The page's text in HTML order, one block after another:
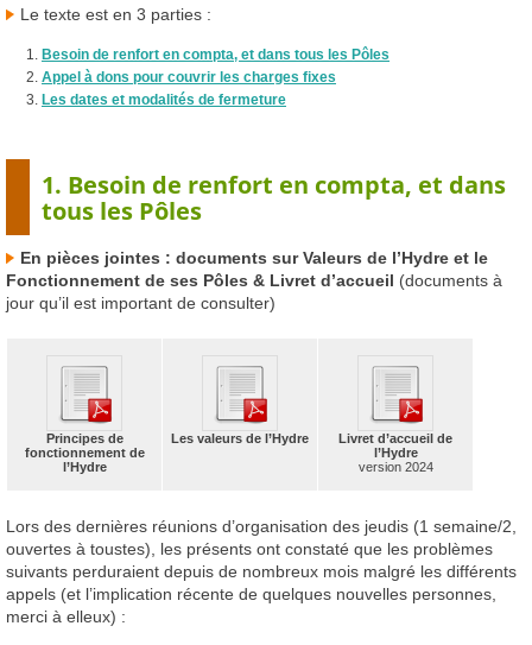
Le texte est en 3 parties :
Besoin de renfort en compta, et dans tous les Pôles
Appel à dons pour couvrir les charges fixes
Les dates et modalités de fermeture
1. Besoin de renfort en compta, et dans
tous les Pôles
En pièces jointes : documents sur Valeurs de l’Hydre et le
Fonctionnement de ses Pôles & Livret d’accueil (documents à
jour qu’il est important de consulter)
Principes de
fonctionnement de
l’Hydre
Les valeurs de l’Hydre
Livret d’accueil de
l’Hydre
version 2024
Lors des dernières réunions d’organisation des jeudis (1 semaine/2,
ouvertes à toustes), les présents ont constaté que les problèmes
suivants perduraient depuis de nombreux mois malgré les différents
appels (et l’implication récente de quelques nouvelles personnes,
merci à elleux) :